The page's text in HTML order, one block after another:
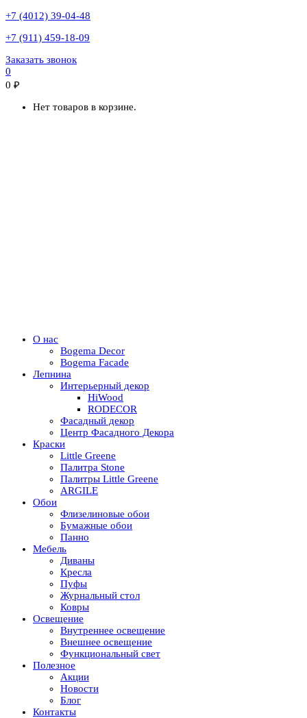
+7 (4012) 39-04-48
+7 (911) 459-18-09
Заказать звонок
0
0 ₽
Нет товаров в корзине.
О нас
Bogema Decor
Bogema Facade
Лепнина
Интерьерный декор
HiWood
RODECOR
Фасадный декор
Центр Фасадного Декора
Краски
Little Greene
Палитра Stone
Палитры Little Greene
ARGILE
Обои
Флизелиновые обои
Бумажные обои
Панно
Мебель
Диваны
Кресла
Пуфы
Журнальный стол
Ковры
Освещение
Внутреннее освещение
Внешнее освещение
Функциональный свет
Полезное
Акции
Новости
Блог
Контакты